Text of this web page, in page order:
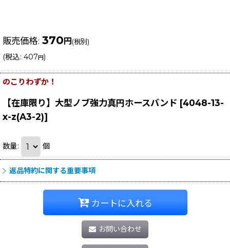
販売価格: 370 円 (税別)
(税込: 407円)
のこりわずか！
【在庫限り】大型ノブ強力真円ホースバンド [4048-13-
x-z(A3-2)]
数量: 個
返品特約に関する重要事項
カートに入れる
お問い合わせ